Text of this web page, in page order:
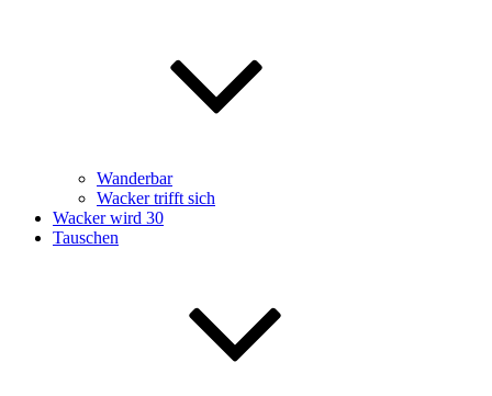
Wanderbar
Wacker trifft sich
Wacker wird 30
Tauschen